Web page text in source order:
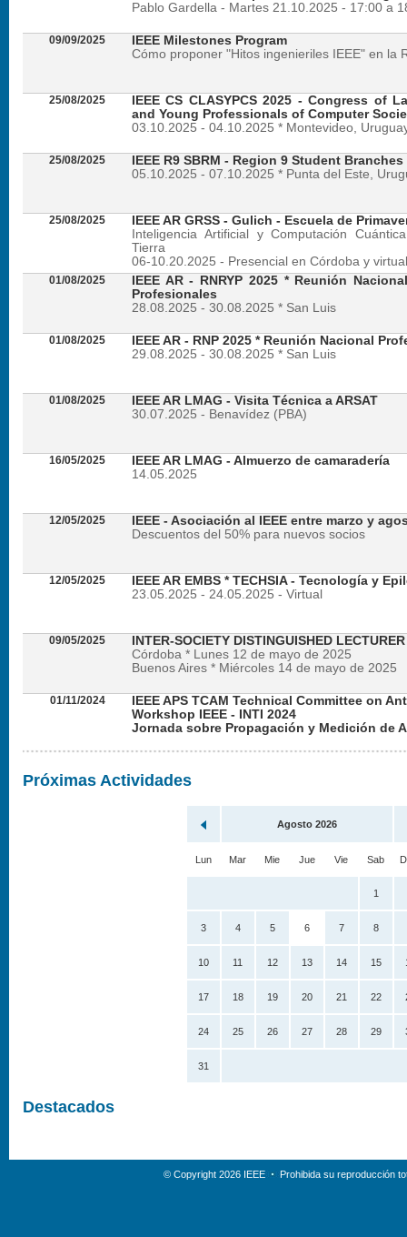
Pablo Gardella - Martes 21.10.2025 - 17:00 a
09/09/2025
IEEE Milestones Program
Cómo proponer "Hitos ingenieriles IEEE" en la
25/08/2025
IEEE CS CLASYPCS 2025 - Congress of
and Young Professionals of Computer
03.10.2025 - 04.10.2025 * Montevideo,
25/08/2025
IEEE R9 SBRM - Region 9 Student
05.10.2025 - 07.10.2025 * Punta del Este,
25/08/2025
IEEE AR GRSS - Gulich - Escuela de
Inteligencia Artificial y Computación
Tierra
06-10.20.2025 - Presencial en Córdoba y virtual
01/08/2025
IEEE AR - RNRYP 2025 * Reunión
Profesionales
28.08.2025 - 30.08.2025 * San Luis
01/08/2025
IEEE AR - RNP 2025 * Reunión Nacional
29.08.2025 - 30.08.2025 * San Luis
01/08/2025
IEEE AR LMAG - Visita Técnica a ARSAT
30.07.2025 - Benavídez (PBA)
16/05/2025
IEEE AR LMAG - Almuerzo de camaradería
14.05.2025
12/05/2025
IEEE - Asociación al IEEE entre marzo y
Descuentos del 50% para nuevos socios
12/05/2025
IEEE AR EMBS * TECHSIA - Tecnología y
23.05.2025 - 24.05.2025 - Virtual
09/05/2025
INTER-SOCIETY DISTINGUISHED
Córdoba * Lunes 12 de mayo de 2025
Buenos Aires * Miércoles 14 de mayo de 2025
01/11/2024
IEEE APS TCAM Technical Committee on
Workshop IEEE - INTI 2024
Jornada sobre Propagación y Medición de
Próximas Actividades
Agosto 2026
Lun Mar Mie Jue Vie Sab
1
3 4 5 6 7 8
10 11 12 13 14 15
17 18 19 20 21 22
24 25 26 27 28 29
31
Destacados
© Copyright 2026 IEEE Prohibida su reproducción